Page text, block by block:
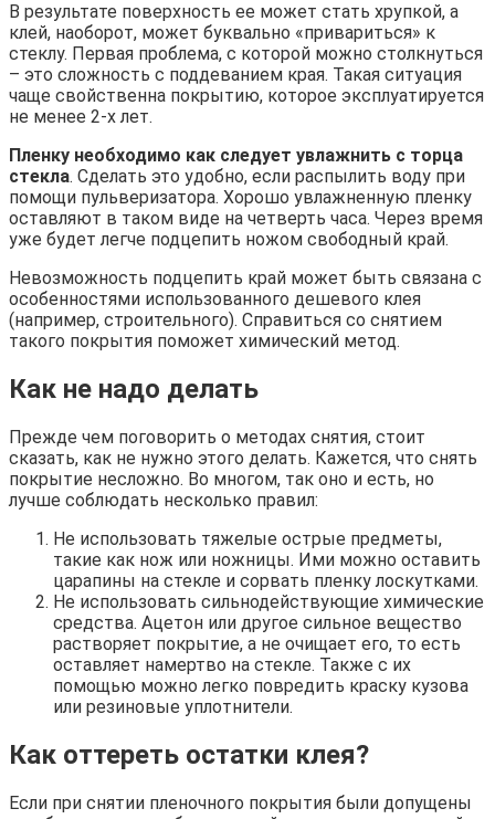
В результате поверхность ее может стать хрупкой, а
клей, наоборот, может буквально «привариться» к
стеклу. Первая проблема, с которой можно столкнуться
– это сложность с поддеванием края. Такая ситуация
чаще свойственна покрытию, которое эксплуатируется
не менее 2-х лет.
Пленку необходимо как следует увлажнить с торца
стекла. Сделать это удобно, если распылить воду при
помощи пульверизатора. Хорошо увлажненную пленку
оставляют в таком виде на четверть часа. Через время
уже будет легче подцепить ножом свободный край.
Невозможность подцепить край может быть связана с
особенностями использованного дешевого клея
(например, строительного). Справиться со снятием
такого покрытия поможет химический метод.
Как не надо делать
Прежде чем поговорить о методах снятия, стоит
сказать, как не нужно этого делать. Кажется, что снять
покрытие несложно. Во многом, так оно и есть, но
лучше соблюдать несколько правил:
Не использовать тяжелые острые предметы,
такие как нож или ножницы. Ими можно оставить
царапины на стекле и сорвать пленку лоскутками.
Не использовать сильнодействующие химические
средства. Ацетон или другое сильное вещество
растворяет покрытие, а не очищает его, то есть
оставляет намертво на стекле. Также с их
помощью можно легко повредить краску кузова
или резиновые уплотнители.
Как оттереть остатки клея?
Если при снятии пленочного покрытия были допущены